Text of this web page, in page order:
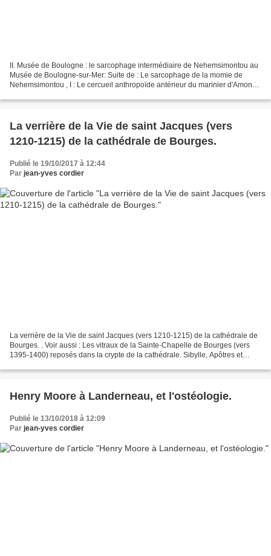
II. Musée de Boulogne : le sarcophage intermédiaire de Nehemsimontou au
Musée de Boulogne-sur-Mer: Suite de : Le sarcophage de la momie de
Nehemsimontou , I : Le cercueil anthropoïde antérieur du marinier d'Amon
La verrière de la Vie de saint Jacques (vers
1210-1215) de la cathédrale de Bourges.
Publié le 19/10/2017 à 12:44
Par jean-yves cordier
La verrière de la Vie de saint Jacques (vers 1210-1215) de la cathédrale de
Bourges. . Voir aussi : Les vitraux de la Sainte-Chapelle de Bourges (vers
1395-1400) reposés dans la crypte de la cathédrale. Sibylle, Apôtres et
Henry Moore à Landerneau, et l'ostéologie.
Publié le 13/10/2018 à 12:09
Par jean-yves cordier